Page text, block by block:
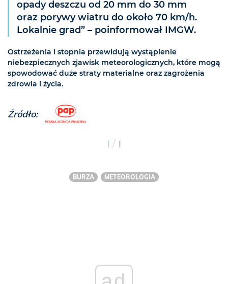
opady deszczu od 20 mm do 30 mm
oraz porywy wiatru do około 70 km/h.
Lokalnie grad” – poinformował IMGW.
Ostrzeżenia I stopnia przewidują wystąpienie
niebezpiecznych zjawisk meteorologicznych, które mogą
spowodować duże straty materialne oraz zagrożenia
zdrowia i życia.
Źródło:
1 / 1
BURZA METEOROLOGIA